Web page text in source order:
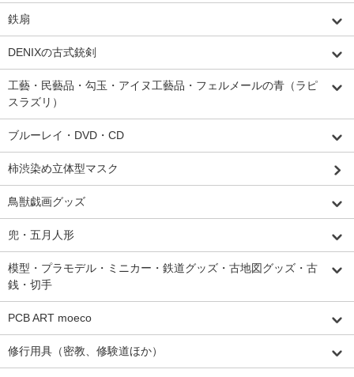
鉄扇
DENIXの古式銃剣
工藝・民藝品・勾玉・アイヌ工藝品・フェルメールの青（ラピ
スラズリ）
ブルーレイ・DVD・CD
柿渋染め立体型マスク
鳥獣戯画グッズ
兜・五月人形
模型・プラモデル・ミニカー・鉄道グッズ・古地図グッズ・古
銭・切手
PCB ART moeco
修行用具（密教、修験道ほか）